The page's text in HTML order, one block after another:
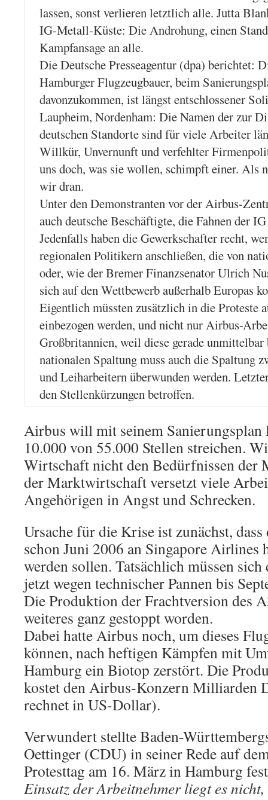
lassen, sonst verlieren letztlich alle. Jutta
IG-Metall-Küste: Die Androhung, einen
Kampfansage an alle.
Die Deutsche Presseagentur (dpa) berichtet:
Hamburger Flugzeugbauer, beim
davonzukommen, ist längst entschlossener
Laupheim, Nordenham: Die Namen der zur
deutschen Standorte sind für viele Arbeiter
Willkür, Unvernunft und verfehlter
uns doch, was sie wollen, schimpft einer.
wir dran.
Unter den Demonstranten vor der Airbus-
auch deutsche Beschäftigte, die Fahnen der
Jedenfalls haben die Gewerkschafter recht,
regionalen Politikern anschließen, die von
oder, wie der Bremer Finanzsenator Ulrich
sich auf den Wettbewerb außerhalb Europas
Eigentlich müssten zusätzlich in die Proteste
einbezogen werden, und nicht nur Airbus-
Großbritannien, weil diese gerade
nationalen Spaltung muss auch die Spaltung
und Leiharbeitern überwunden werden.
den Stellenkürzungen betroffen.
Airbus will mit seinem Sanierungsplan
10.000 von 55.000 Stellen streichen.
Wirtschaft nicht den Bedürfnissen der
der Marktwirtschaft versetzt viele
Angehörigen in Angst und Schrecken.
Ursache für die Krise ist zunächst,
schon Juni 2006 an Singapore
werden sollen. Tatsächlich müssen
jetzt wegen technischer Pannen bis
Die Produktion der Frachtversion des
weiteres ganz gestoppt worden.
Dabei hatte Airbus noch, um dieses
können, nach heftigen Kämpfen mit
Hamburg ein Biotop zerstört. Die
kostet den Airbus-Konzern Milliarden
rechnet in US-Dollar).
Verwundert stellte Baden-
Oettinger (CDU) in seiner Rede auf
Protesttag am 16. März in Hamburg
Einsatz der Arbeitnehmer liegt es